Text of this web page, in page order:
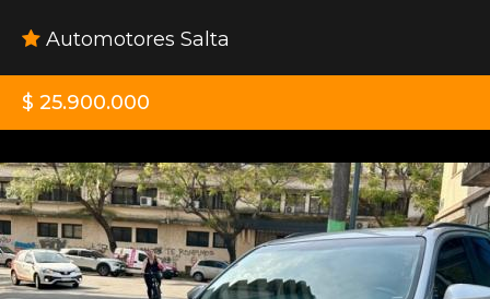
Automotores Salta
$ 25.900.000